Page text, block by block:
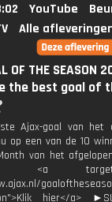
YouTube
Alle
OF THE SEASON
the best goal of
Ajax-goal van het
op een van de 10
van het
<a
hier</a>